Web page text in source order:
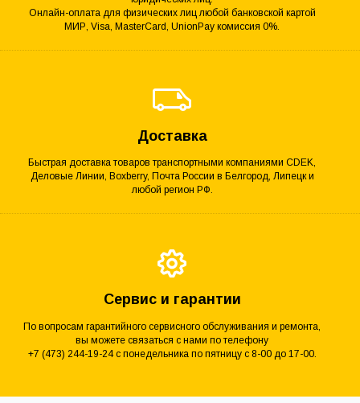
Онлайн-оплата для физических лиц любой банковской картой
МИР, Visa, MasterCard, UnionPay комиссия 0%.
Доставка
Быстрая доставка товаров транспортными компаниями CDEK,
Деловые Линии, Boxberry, Почта России в Белгород, Липецк и
любой регион РФ.
Сервис и гарантии
По вопросам гарантийного сервисного обслуживания и ремонта,
вы можете связаться с нами по телефону
+7 (473) 244-19-24 с понедельника по пятницу с 8-00 до 17-00.